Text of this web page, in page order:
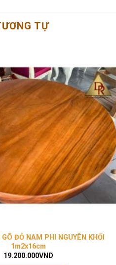
TỰ
ĐỎ NAM PHI NGUYÊN KHỐI
1m2x16cm
19.200.000VND